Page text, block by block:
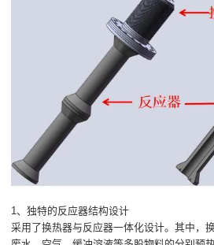
1、独特的反应器结构设计
采用了换热器与反应器一体化设计。其中，